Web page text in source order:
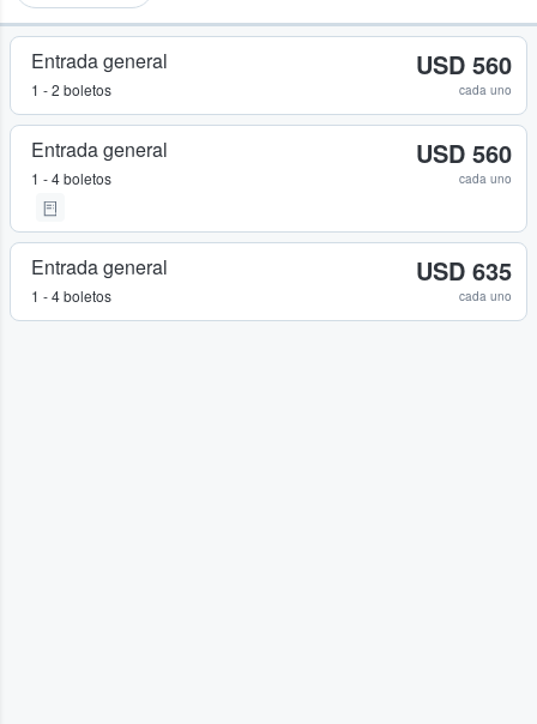
Entrada general
1 - 2 boletos
USD 560
cada uno
Entrada general
1 - 4 boletos
USD 560
cada uno
Entrada general
1 - 4 boletos
USD 635
cada uno